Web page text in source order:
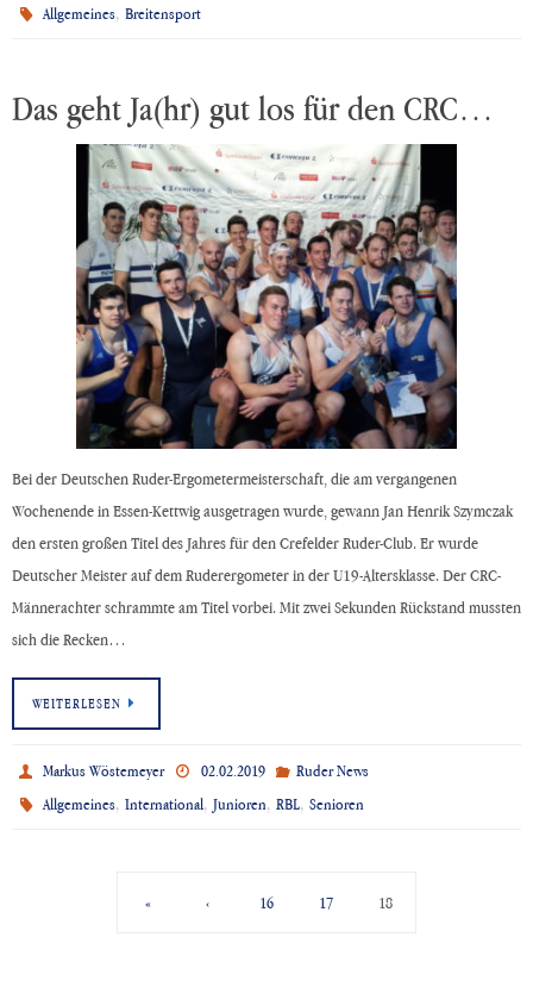
Allgemeines,Breitensport
Das geht Ja(hr) gut los für den CRC…
Bei der Deutschen Ruder-Ergometermeisterschaft, die am vergangenen
Wochenende in Essen-Kettwig ausgetragen wurde, gewann Jan Henrik Szymczak
den ersten großen Titel des Jahres für den Crefelder Ruder-Club. Er wurde
Deutscher Meister auf dem Ruderergometer in der U19-Altersklasse. Der CRC-
Männerachter schrammte am Titel vorbei. Mit zwei Sekunden Rückstand mussten
sich die Recken…
WEITERLESEN
Markus Wöstemeyer 02.02.2019
Ruder News
Allgemeines,International,Junioren,RBL,Senioren
« ‹ 16 17 18